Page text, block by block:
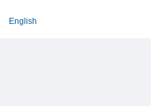
English